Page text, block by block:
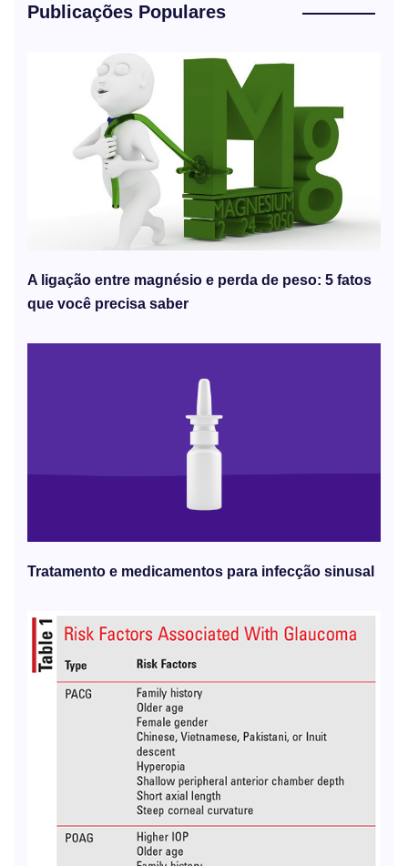
Publicações Populares
A ligação entre magnésio e perda de peso: 5 fatos
que você precisa saber
Tratamento e medicamentos para infecção sinusal